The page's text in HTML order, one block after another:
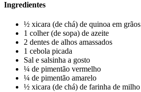
Ingredientes
½ xicara (de chá) de quinoa em grãos
1 colher (de sopa) de azeite
2 dentes de alhos amassados
1 cebola picada
Sal e salsinha a gosto
¼ de pimentão vermelho
¼ de pimentão amarelo
½ xicara (de chá) de farinha de milho